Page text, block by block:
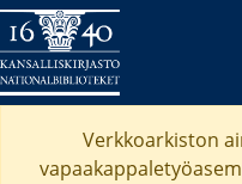
Verkkoarkiston